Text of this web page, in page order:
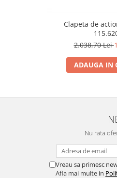
Clapeta de
2.038,70 Lei
ADAUGA IN
Nu rata
Vreau sa primesc
Afla mai multe in